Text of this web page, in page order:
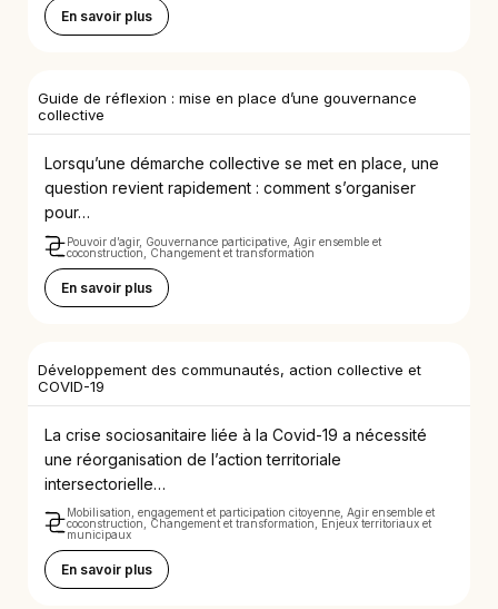
En savoir plus
Guide de réflexion : mise en place d’une gouvernance
collective
Lorsqu’une démarche collective se met en place, une
question revient rapidement : comment s’organiser
pour…
Pouvoir d’agir, Gouvernance participative, Agir ensemble et
coconstruction, Changement et transformation
En savoir plus
Développement des communautés, action collective et
COVID-19
La crise sociosanitaire liée à la Covid-19 a nécessité
une réorganisation de l’action territoriale
intersectorielle…
Mobilisation, engagement et participation citoyenne, Agir ensemble et
coconstruction, Changement et transformation, Enjeux territoriaux et
municipaux
En savoir plus